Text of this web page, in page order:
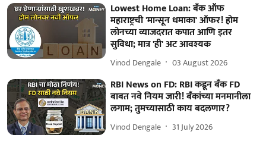
Lowest Home Loan: बँक ऑफ
महाराष्ट्रची 'मान्सून धमाका' ऑफर! होम
लोनच्या व्याजदरात कपात आणि इतर
सुविधा; मात्र 'ही' अट आवश्यक
Vinod Dengale 03 August 2026
RBI News on FD: RBI कडून बँक FD
बाबत नवे नियम जारी! बँकांच्या मनमानीला
लगाम; तुमच्यासाठी काय बदलणार?
Vinod Dengale 31 July 2026